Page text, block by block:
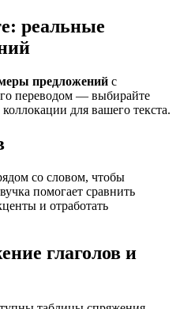
реальные
предложений с
переводом — выбирайте
для вашего текста.
со словом, чтобы
помогает сравнить
и отработать
глаголов и